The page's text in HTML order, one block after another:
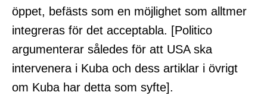
öppet, befästs som en möjlighet som alltmer
integreras för det acceptabla. [Politico
argumenterar således för att USA ska
intervenera i Kuba och dess artiklar i övrigt
om Kuba har detta som syfte].